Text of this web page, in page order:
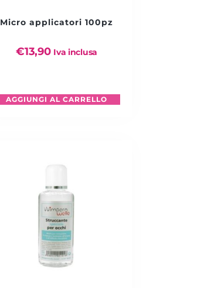
Micro applicatori 100pz
€13,90 Iva inclusa
AGGIUNGI AL CARRELLO